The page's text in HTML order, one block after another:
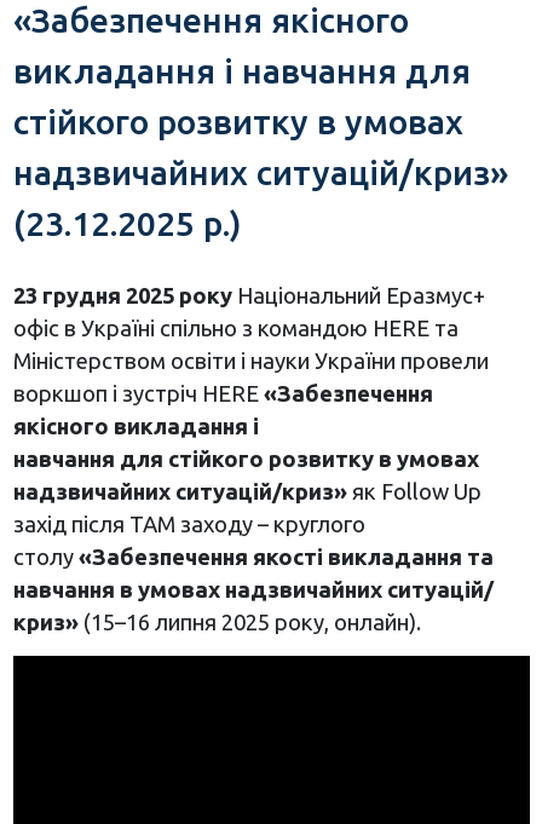
«Забезпечення якісного
викладання і навчання для
стійкого розвитку в умовах
надзвичайних ситуацій/криз»
(23.12.2025 р.)
23 грудня 2025 рокуНаціональний Еразмус+
офіс в Україні спільно з командою HERE та
Міністерством освіти і науки України провели
воркшоп і зустріч HERE «Забезпечення
якісного викладання і
навчання для стійкого розвитку в умовах
надзвичайних ситуацій/криз»як Follow Up
захід після ТАМ заходу – круглого
столу «Забезпечення якості викладання та
навчання в умовах надзвичайних ситуацій/
криз»(15–16 липня 2025 року, онлайн).